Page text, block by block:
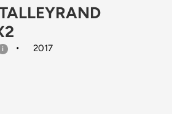
2017